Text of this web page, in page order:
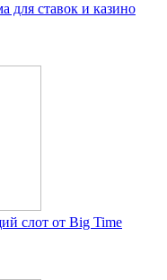
для ставок и казино
слот от Big Time